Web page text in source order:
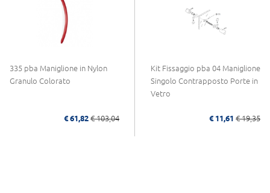
335 pba Maniglione in Nylon
Granulo Colorato
€ 61,82 € 103,04
Kit Fissaggio pba 04 Maniglione
Singolo Contrapposto Porte in
Vetro
€ 11,61 € 19,35